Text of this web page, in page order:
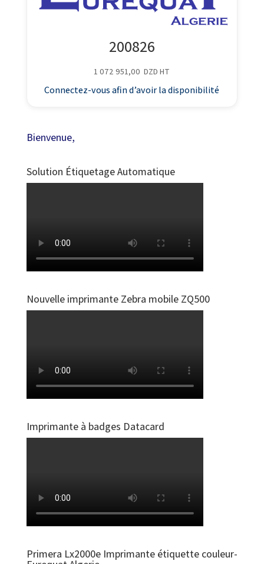
200826
1 072 951,00 DZD HT
Connectez-vous afin d’avoir la disponibilité
Bienvenue,
Solution Étiquetage Automatique
Nouvelle imprimante Zebra mobile ZQ500
Imprimante à badges Datacard
Primera Lx2000e Imprimante étiquette couleur-